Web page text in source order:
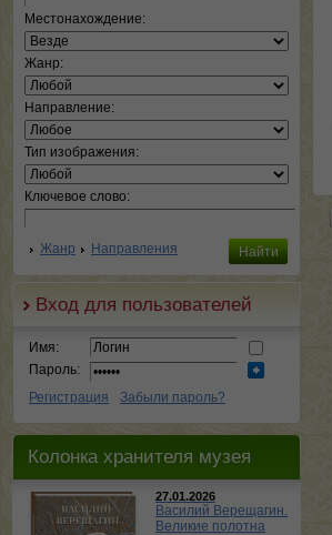
Местонахождение:
Жанр:
Направление:
Тип изображения:
Ключевое слово:
Жанр Направления
Вход для пользователей
Имя:
Пароль:
Регистрация
Забыли пароль?
Колонка хранителя музея
27.01.2026
Василий Верещагин.
Великие полотна